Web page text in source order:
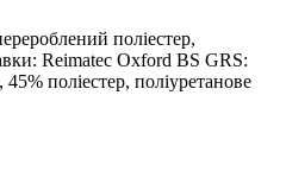
поліестер,
Reimatec Oxford BS GRS:
поліестер, поліуретанове